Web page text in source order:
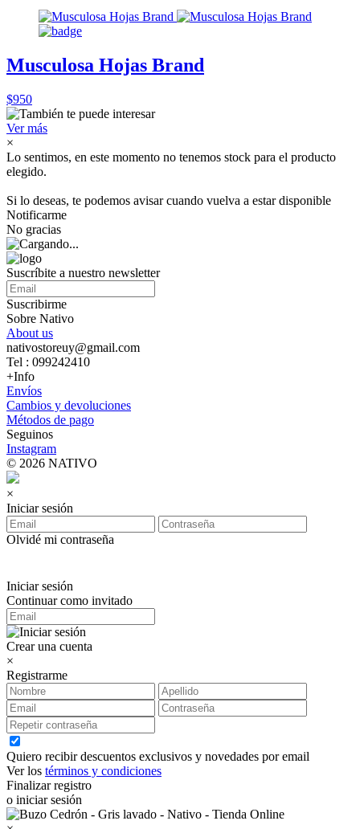
Musculosa Hojas Brand
$950
Ver más
×
Lo sentimos, en este momento no tenemos stock para el producto
elegido.
Si lo deseas, te podemos avisar cuando vuelva a estar disponible
Notificarme
No gracias
Suscríbite a nuestro newsletter
Suscribirme
Sobre Nativo
About us
nativostoreuy@gmail.com
Tel : 099242410
+Info
Envíos
Cambios y devoluciones
Métodos de pago
Seguinos
Instagram
© 2026 NATIVO
×
Iniciar sesión
Olvidé mi contraseña
Iniciar sesión
Continuar como invitado
Crear una cuenta
×
Registrarme
Quiero recibir descuentos exclusivos y novedades por email
Ver los términos y condiciones
Finalizar registro
o iniciar sesión